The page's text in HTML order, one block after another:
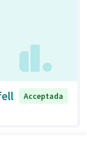
Acceptada